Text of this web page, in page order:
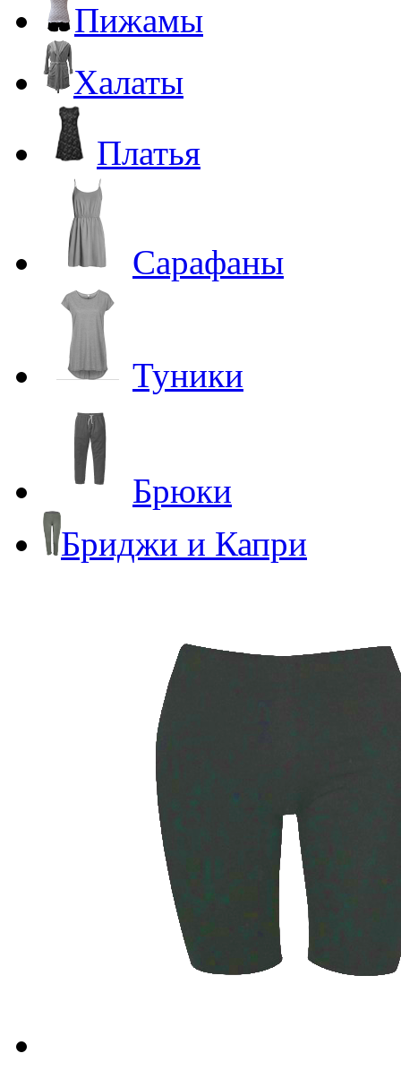
Пижамы
Халаты
Платья
Сарафаны
Туники
Брюки
Бриджи и Капри